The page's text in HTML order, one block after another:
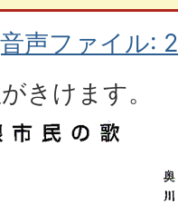
声ファイル:
きけます。